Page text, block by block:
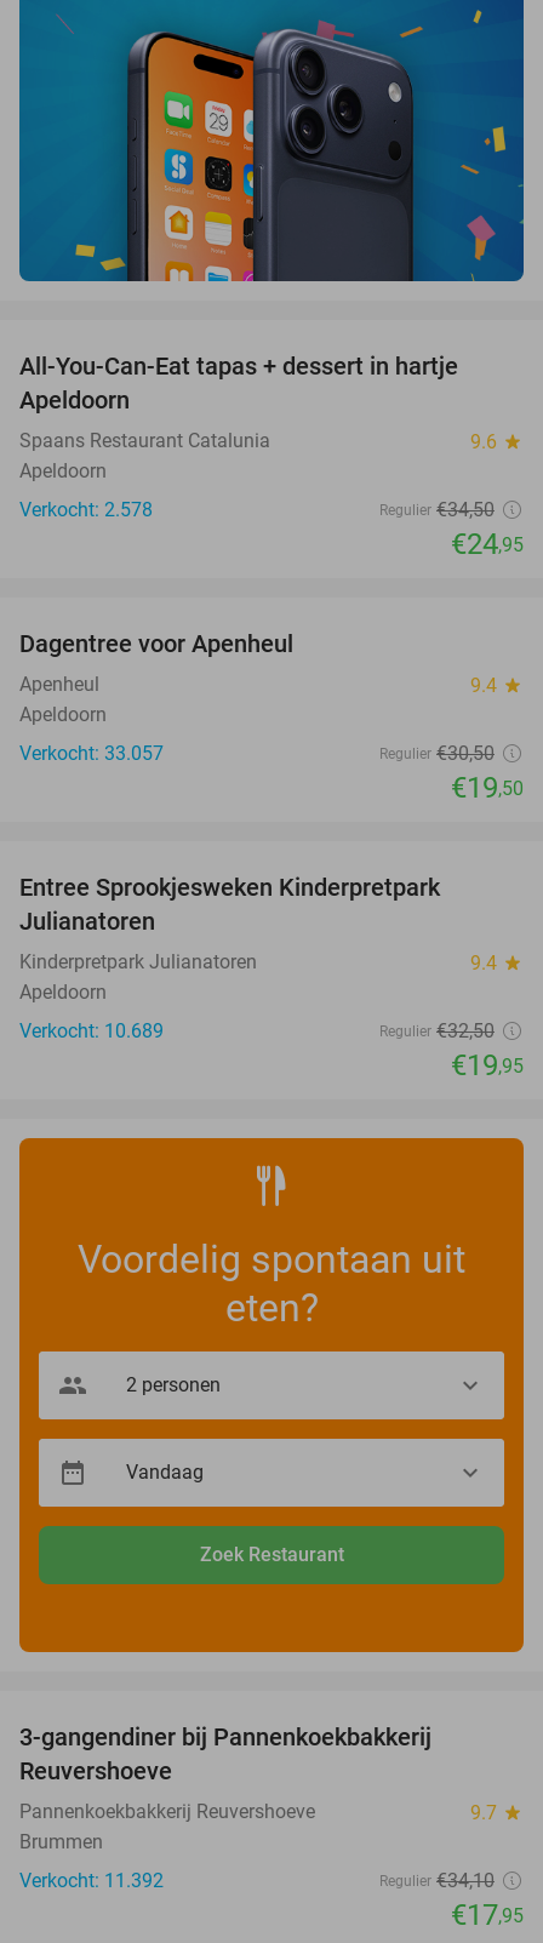
All-You-Can-Eat tapas + dessert in hartje
Apeldoorn
Spaans Restaurant Catalunia 9.6 star
Apeldoorn
Verkocht: 2.578
Regulier €34,50
€24,95
Dagentree voor Apenheul
Apenheul 9.4 star
Apeldoorn
Verkocht: 33.057
Regulier €30,50
€19,50
Entree Sprookjesweken Kinderpretpark
Julianatoren
Kinderpretpark Julianatoren 9.4 star
Apeldoorn
Verkocht: 10.689
Regulier €32,50
€19,95
Voordelig spontaan uit
eten?
Zoek Restaurant
3-gangendiner bij Pannenkoekbakkerij
Reuvershoeve
Pannenkoekbakkerij Reuvershoeve 9.7 star
Brummen
Verkocht: 11.392
Regulier €34,10
€17,95